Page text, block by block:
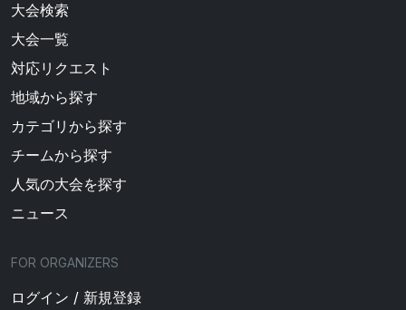
大会検索
大会一覧
対応リクエスト
地域から探す
カテゴリから探す
チームから探す
人気の大会を探す
ニュース
FOR ORGANIZERS
ログイン / 新規登録